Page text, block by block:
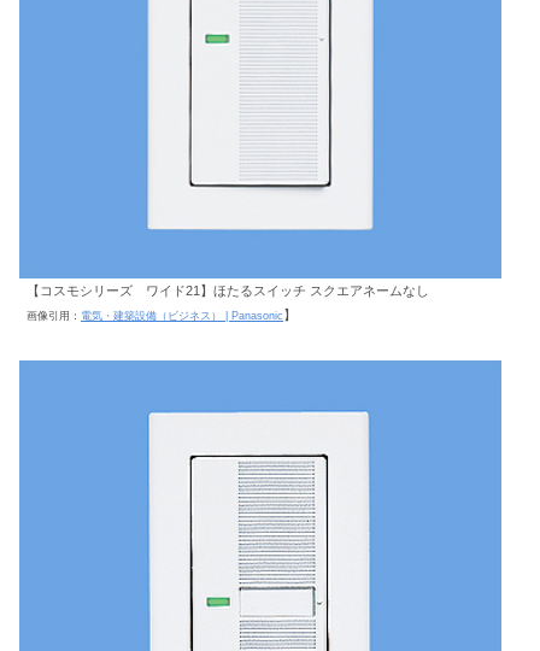
【コスモシリーズ ワイド21】ほたるスイッチ スクエアネームなし
画像引用： 電気・建築設備（ビジネス） | Panasonic 】